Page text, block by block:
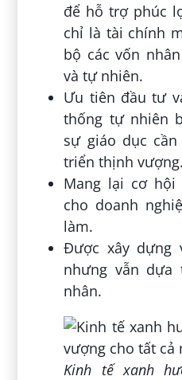
để hỗ trợ phúc
chỉ là tài chính
bộ các vốn
và tự nhiên.
Ưu tiên đầu tư
thống tự nhiên
sự giáo dục
triển thịnh vượng.
Mang lại cơ
cho doanh
làm.
Được xây dựng
nhưng vẫn dựa
nhân.
Kinh tế xanh